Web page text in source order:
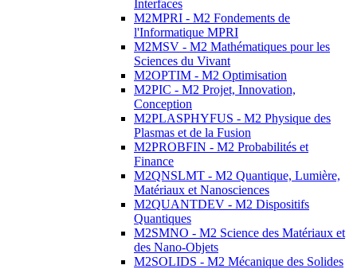
Interfaces
M2MPRI - M2 Fondements de
l'Informatique MPRI
M2MSV - M2 Mathématiques pour les
Sciences du Vivant
M2OPTIM - M2 Optimisation
M2PIC - M2 Projet, Innovation,
Conception
M2PLASPHYFUS - M2 Physique des
Plasmas et de la Fusion
M2PROBFIN - M2 Probabilités et
Finance
M2QNSLMT - M2 Quantique, Lumière,
Matériaux et Nanosciences
M2QUANTDEV - M2 Dispositifs
Quantiques
M2SMNO - M2 Science des Matériaux et
des Nano-Objets
M2SOLIDS - M2 Mécanique des Solides